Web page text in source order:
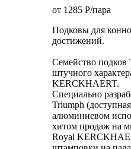
от 1285 P/пара
Подковы для
достижений.
Семейство
штучного
KERCKHAERT.
Специально
Triumph
алюминиевом
хитом продаж на
Royal